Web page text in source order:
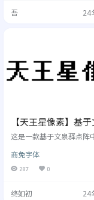
象深刻，并吸引观众。帮
品。 该功能适用​​于家具，
吾 24
【天王星像素】基
点阵宋体，其特色
这是一款基于文泉驿点阵
的粗体。目前的版本号为
录了GB/T 2312 - 80的
及符号。 字体风格 使用许
of Trustees）” , FangQ
商免字体
287 0
终如初 24